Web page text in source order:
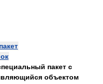
пакет с
объектом